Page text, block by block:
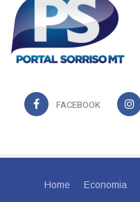
FACEBOOK
Home Economia